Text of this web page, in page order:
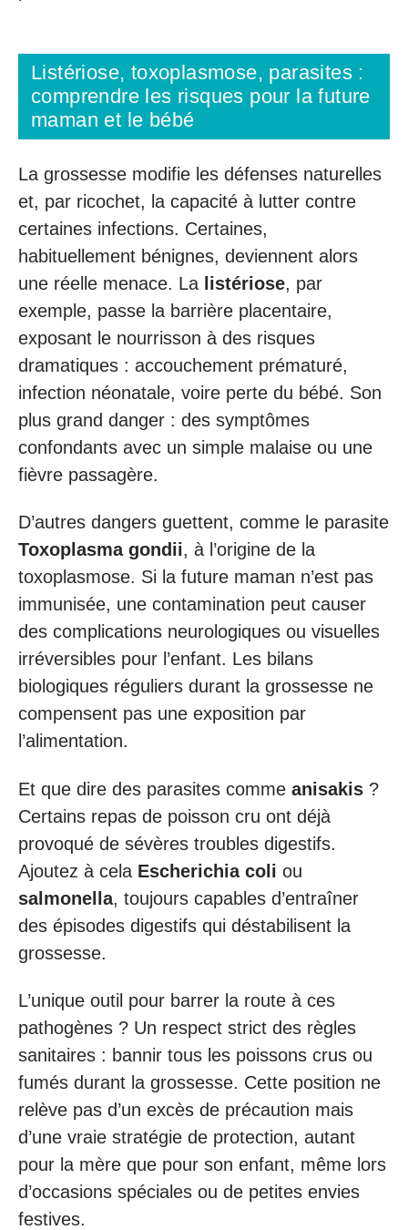
Listériose, toxoplasmose, parasites :
comprendre les risques pour la future
maman et le bébé
La grossesse modifie les défenses naturelles
et, par ricochet, la capacité à lutter contre
certaines infections. Certaines,
habituellement bénignes, deviennent alors
une réelle menace. La listériose, par
exemple, passe la barrière placentaire,
exposant le nourrisson à des risques
dramatiques : accouchement prématuré,
infection néonatale, voire perte du bébé. Son
plus grand danger : des symptômes
confondants avec un simple malaise ou une
fièvre passagère.
D’autres dangers guettent, comme le parasite
Toxoplasma gondii, à l’origine de la
toxoplasmose. Si la future maman n’est pas
immunisée, une contamination peut causer
des complications neurologiques ou visuelles
irréversibles pour l’enfant. Les bilans
biologiques réguliers durant la grossesse ne
compensent pas une exposition par
l’alimentation.
Et que dire des parasites comme anisakis ?
Certains repas de poisson cru ont déjà
provoqué de sévères troubles digestifs.
Ajoutez à cela Escherichia coli ou
salmonella, toujours capables d’entraîner
des épisodes digestifs qui déstabilisent la
grossesse.
L’unique outil pour barrer la route à ces
pathogènes ? Un respect strict des règles
sanitaires : bannir tous les poissons crus ou
fumés durant la grossesse. Cette position ne
relève pas d’un excès de précaution mais
d’une vraie stratégie de protection, autant
pour la mère que pour son enfant, même lors
d’occasions spéciales ou de petites envies
festives.